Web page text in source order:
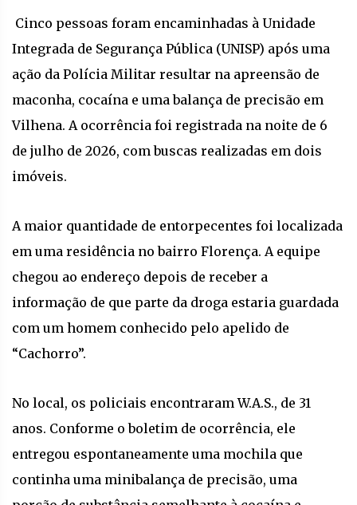
Cinco pessoas foram encaminhadas à Unidade
Integrada de Segurança Pública (UNISP) após uma
ação da Polícia Militar resultar na apreensão de
maconha, cocaína e uma balança de precisão em
Vilhena. A ocorrência foi registrada na noite de 6
de julho de 2026, com buscas realizadas em dois
imóveis.
A maior quantidade de entorpecentes foi localizada
em uma residência no bairro Florença. A equipe
chegou ao endereço depois de receber a
informação de que parte da droga estaria guardada
com um homem conhecido pelo apelido de
“Cachorro”.
No local, os policiais encontraram W.A.S., de 31
anos. Conforme o boletim de ocorrência, ele
entregou espontaneamente uma mochila que
continha uma minibalança de precisão, uma